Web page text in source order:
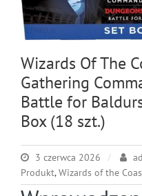
Wizards Of The
Gathering
Battle for
Box (18 szt.)
3 czerwca 2026
Produkt,Wizards of the